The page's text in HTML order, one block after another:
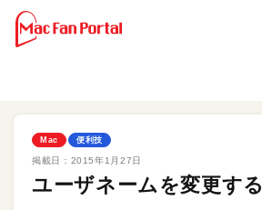
Mac 便利技
掲載日： 2015年1月27日
ユーザネームを変更する